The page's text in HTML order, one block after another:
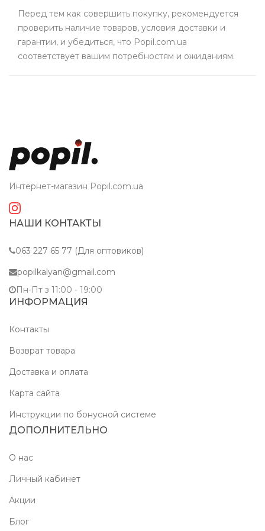
Перед тем как совершить покупку, рекомендуется
проверить наличие товаров, условия доставки и
гарантии, и убедиться, что Popil.com.ua
соответствует вашим потребностям и ожиданиям.
Интернет-магазин Popil.com.ua
НАШИ КОНТАКТЫ
063 227 65 77 (Для оптовиков)
popilkalyan@gmail.com
Пн-Пт з 11:00 - 19:00
ИНФОРМАЦИЯ
Контакты
Возврат товара
Доставка и оплата
Карта сайта
Инструкции по бонусной системе
ДОПОЛНИТЕЛЬНО
О нас
Личный кабинет
Акции
Блог